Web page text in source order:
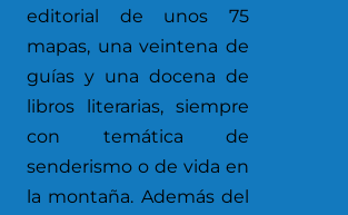
editorial de unos 75
mapas, una veintena de
guías y una docena de
libros literarias, siempre
con temática de
senderismo o de vida en
la montaña. Además del